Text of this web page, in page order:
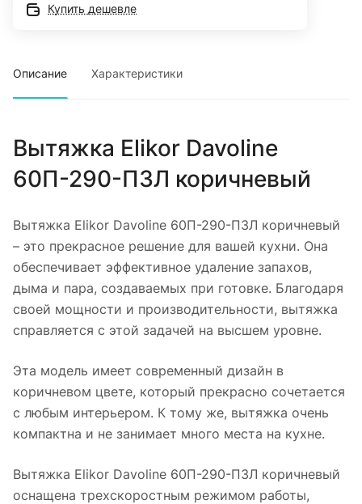
Купить дешевле
Описание Характеристики
Вытяжка Elikor Davoline
60П-290-П3Л коричневый
Вытяжка Elikor Davoline 60П-290-П3Л коричневый
– это прекрасное решение для вашей кухни. Она
обеспечивает эффективное удаление запахов,
дыма и пара, создаваемых при готовке. Благодаря
своей мощности и производительности, вытяжка
справляется с этой задачей на высшем уровне.
Эта модель имеет современный дизайн в
коричневом цвете, который прекрасно сочетается
с любым интерьером. К тому же, вытяжка очень
компактна и не занимает много места на кухне.
Вытяжка Elikor Davoline 60П-290-П3Л коричневый
оснащена трехскоростным режимом работы,